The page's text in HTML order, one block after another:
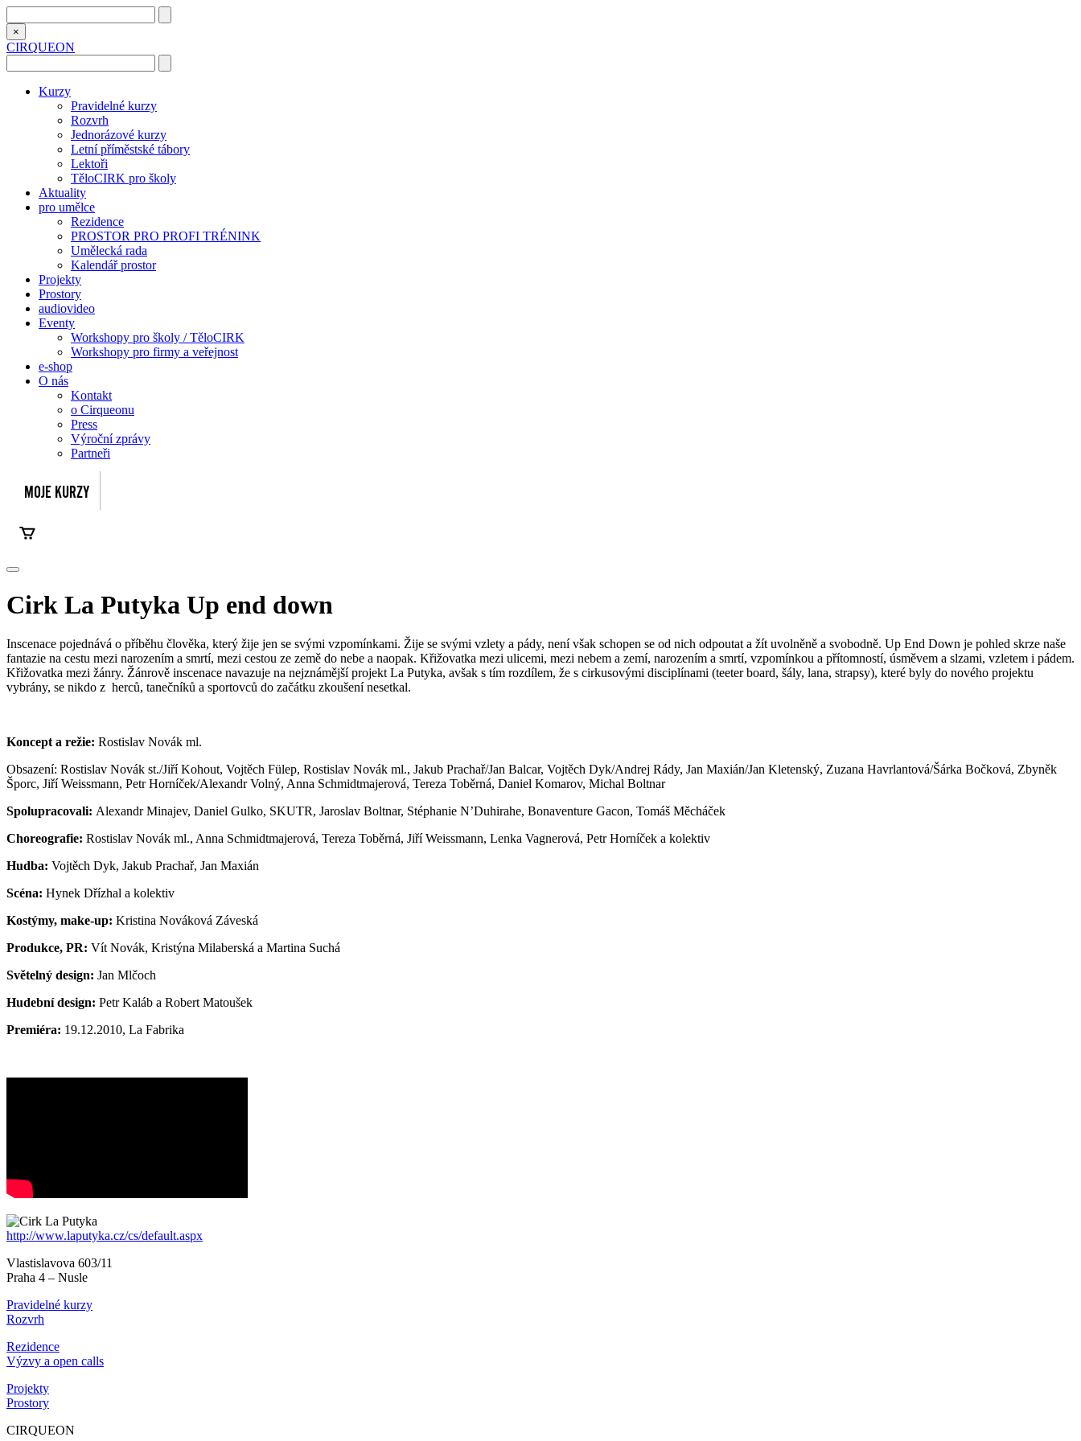
×
CIRQUEON
Kurzy
Pravidelné kurzy
Rozvrh
Jednorázové kurzy
Letní příměstské tábory
Lektoři
TěloCIRK pro školy
Aktuality
pro umělce
Rezidence
PROSTOR PRO PROFI TRÉNINK
Umělecká rada
Kalendář prostor
Projekty
Prostory
audiovideo
Eventy
Workshopy pro školy / TěloCIRK
Workshopy pro firmy a veřejnost
e-shop
O nás
Kontakt
o Cirqueonu
Press
Výroční zprávy
Partneři
Cirk La Putyka Up end down
Inscenace pojednává o příběhu člověka, který žije jen se svými vzpomínkami. Žije se svými vzlety a pády, není však schopen se od nich odpoutat a žít uvolněně a svobodně. Up End Down je pohled skrze naše
fantazie na cestu mezi narozením a smrtí, mezi cestou ze země do nebe a naopak. Křižovatka mezi ulicemi, mezi nebem a zemí, narozením a smrtí, vzpomínkou a přítomností, úsměvem a slzami, vzletem i pádem.
Křižovatka mezi žánry. Žánrově inscenace navazuje na nejznámější projekt La Putyka, avšak s tím rozdílem, že s cirkusovými disciplínami (teeter board, šály, lana, strapsy), které byly do nového projektu
vybrány, se nikdo z herců, tanečníků a sportovců do začátku zkoušení nesetkal.
Koncept a režie: Rostislav Novák ml.
Obsazení: Rostislav Novák st./Jiří Kohout, Vojtěch Fülep, Rostislav Novák ml., Jakub Prachař/Jan Balcar, Vojtěch Dyk/Andrej Rády, Jan Maxián/Jan Kletenský, Zuzana Havrlantová/Šárka Bočková, Zbyněk
Šporc, Jiří Weissmann, Petr Horníček/Alexandr Volný, Anna Schmidtmajerová, Tereza Toběrná, Daniel Komarov, Michal Boltnar
Spolupracovali: Alexandr Minajev, Daniel Gulko, SKUTR, Jaroslav Boltnar, Stéphanie N’Duhirahe, Bonaventure Gacon, Tomáš Měcháček
Choreografie: Rostislav Novák ml., Anna Schmidtmajerová, Tereza Toběrná, Jiří Weissmann, Lenka Vagnerová, Petr Horníček a kolektiv
Hudba: Vojtěch Dyk, Jakub Prachař, Jan Maxián
Scéna: Hynek Dřízhal a kolektiv
Kostýmy, make-up: Kristina Nováková Záveská
Produkce, PR: Vít Novák, Kristýna Milaberská a Martina Suchá
Světelný design: Jan Mlčoch
Hudební design: Petr Kaláb a Robert Matoušek
Premiéra: 19.12.2010, La Fabrika
http://www.laputyka.cz/cs/default.aspx
Vlastislavova 603/11
Praha 4 – Nusle
Pravidelné kurzy
Rozvrh
Rezidence
Výzvy a open calls
Projekty
Prostory
CIRQUEON